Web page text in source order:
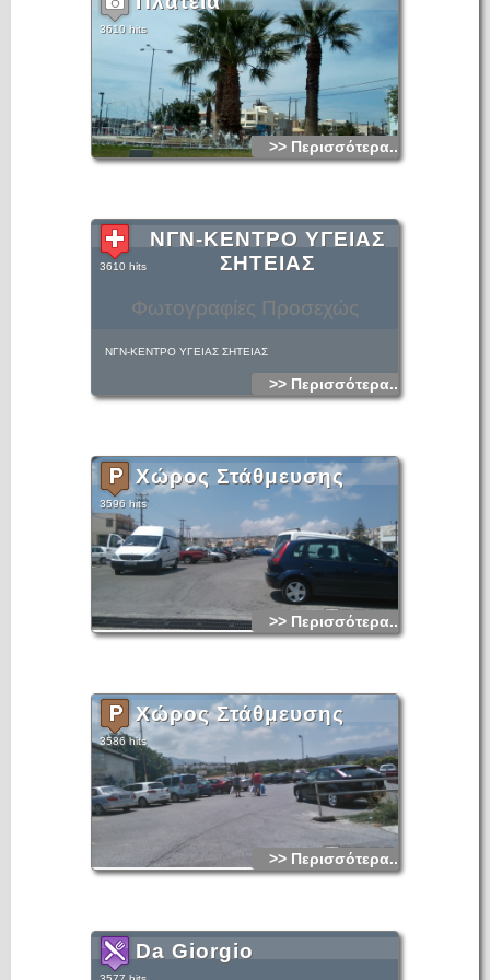
3610 hits
>> Περισσότερα...
Φωτογραφίες Προσεχώς
ΝΓΝ-ΚΕΝΤΡΟ ΥΓΕΙΑΣ
ΣΗΤΕΙΑΣ
3610 hits
ΝΓΝ-ΚΕΝΤΡΟ ΥΓΕΙΑΣ ΣΗΤΕΙΑΣ
>> Περισσότερα...
Χώρος Στάθμευσης
3596 hits
>> Περισσότερα...
Χώρος Στάθμευσης
3586 hits
>> Περισσότερα...
Da Giorgio